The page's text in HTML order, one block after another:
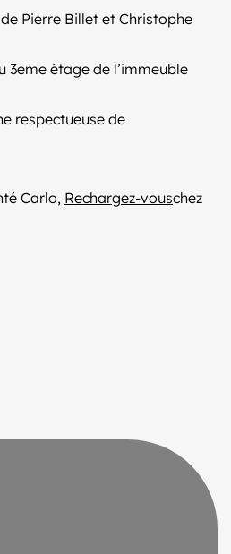
Pierre Billet et Christophe
étage de l’immeuble
respectueuse de
Carlo, Rechargez-vouschez